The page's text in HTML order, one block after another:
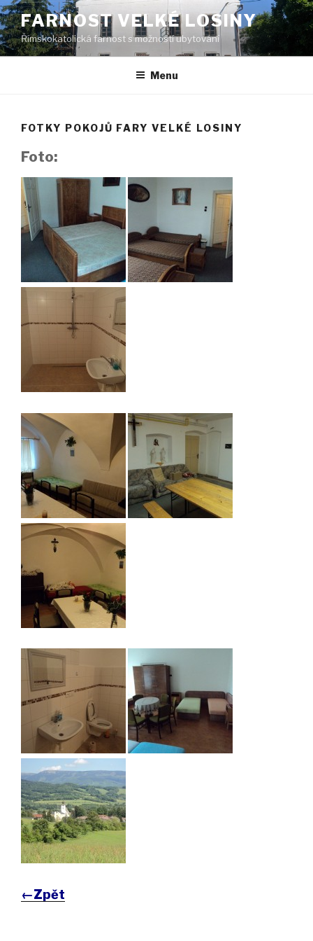
Přejít
k
obsahu
webu
FARNOST VELKÉ LOSINY
Římskokatolická farnost s možností ubytování
Menu
FOTKY POKOJŮ FARY VELKÉ LOSINY
Foto:
←Zpět